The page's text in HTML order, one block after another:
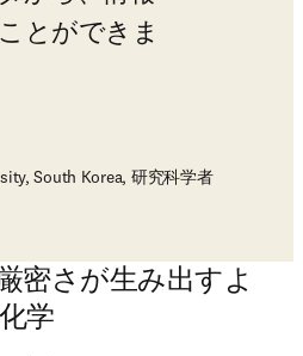
とができま
South Korea, 研究科学者
密さが生み出すよ
学